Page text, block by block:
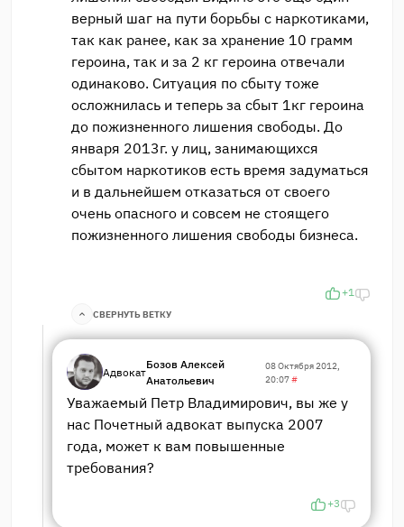
верный шаг на пути борьбы с наркотиками,
так как ранее, как за хранение 10 грамм
героина, так и за 2 кг героина отвечали
одинаково. Ситуация по сбыту тоже
осложнилась и теперь за сбыт 1кг героина
до пожизненного лишения свободы. До
января 2013г. у лиц, занимающихся
сбытом наркотиков есть время задуматься
и в дальнейшем отказаться от своего
очень опасного и совсем не стоящего
пожизненного лишения свободы бизнеса.
+1
СВЕРНУТЬ ВЕТКУ
Адвокат
Бозов Алексей
Анатольевич
08 Октября 2012,
20:07#
Уважаемый Петр Владимирович, вы же у
нас Почетный адвокат выпуска 2007
года, может к вам повышенные
требования?
+3